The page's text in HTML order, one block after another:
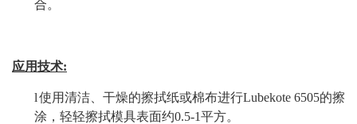
合。
应用技术:
l使用清洁、干燥的擦拭纸或棉布进行Lubekote 6505的擦
涂，轻轻擦拭模具表面约0.5-1平方。